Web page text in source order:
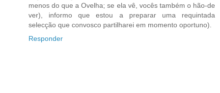
menos do que a Ovelha; se ela vê, vocês também o hão-de
ver), informo que estou a preparar uma requintada
selecção que convosco partilharei em momento oportuno).
Responder